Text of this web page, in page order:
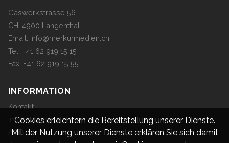
Cookies erleichtern die Bereitstellung unserer Dienste.
Mit der Nutzung unserer Dienste erklären Sie sich damit
Gaswerkstrasse 56
CH-4900 Langenthal
Email: info@merkurmedien.ch
Tel: +41 62 919 15 15
Fax: +41 62 919 15 55
INFORMATION
Kontakt
Impressum
AGB